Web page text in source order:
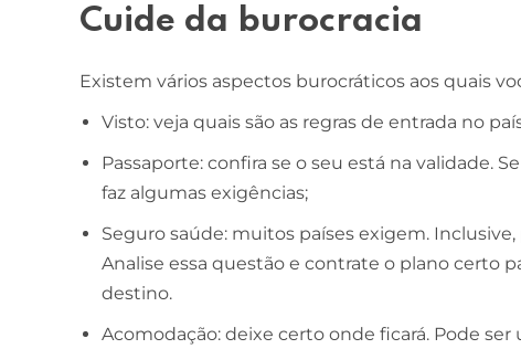
Cuide da burocracia
Existem vários aspectos burocráticos aos quais
Visto: veja quais são as regras de entrada no
Passaporte: confira se o seu está na validade.
faz algumas exigências;
Seguro saúde: muitos países exigem.
Analise essa questão e contrate o plano certo
destino.
Acomodação: deixe certo onde ficará. Pode